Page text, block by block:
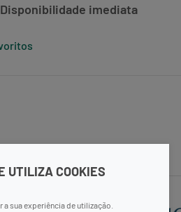
UTILIZA COOKIES
sua experiência de utilização.
imediata